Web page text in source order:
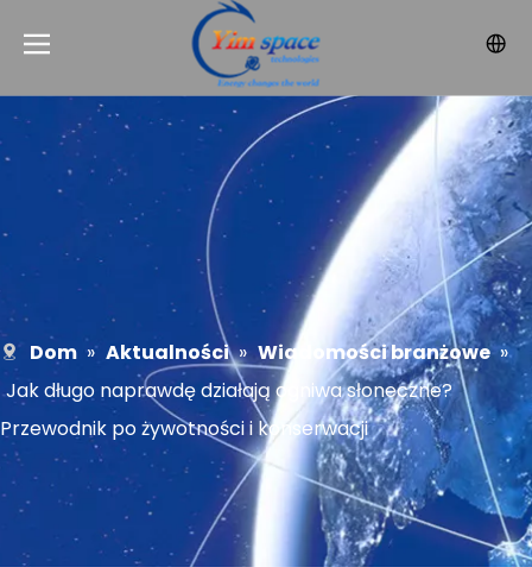
Dom » Aktualności » Wiadomości branżowe »
Jak długo naprawdę działają ogniwa słoneczne?
Przewodnik po żywotności i konserwacji